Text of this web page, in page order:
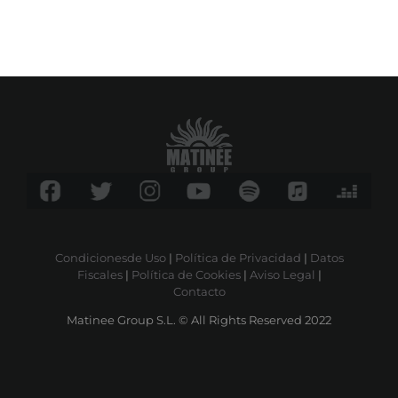
Condicionesde Uso| Política de Privacidad | Datos
Fiscales| Política de Cookies| Aviso Legal |
Contacto
Matinee Group S.L. © All Rights Reserved 2022